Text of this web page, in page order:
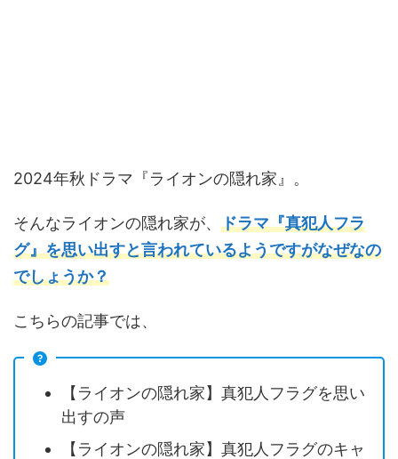
2024年秋ドラマ『ライオンの隠れ家』。
そんなライオンの隠れ家が、 ドラマ『真犯人フラ
グ』を思い出すと言われているようですがなぜなの
でしょうか？
こちらの記事では、
【ライオンの隠れ家】真犯人フラグを思い
出すの声
【ライオンの隠れ家】真犯人フラグのキャ